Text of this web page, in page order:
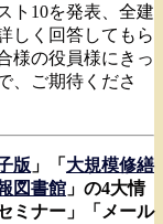
ト10を発表、全建
しく回答してもら
様の役員様にきっ
、ご期待くださ
版 」「 大規模修繕
図書館 」の4大情
ミナー」「メール